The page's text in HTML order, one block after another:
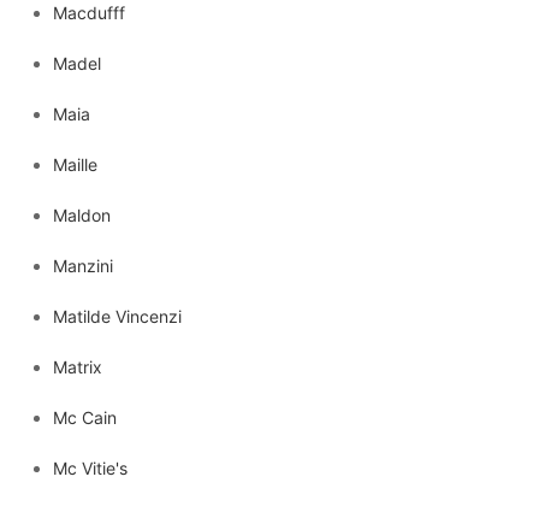
Macdufff
Madel
Maia
Maille
Maldon
Manzini
Matilde Vincenzi
Matrix
Mc Cain
Mc Vitie's